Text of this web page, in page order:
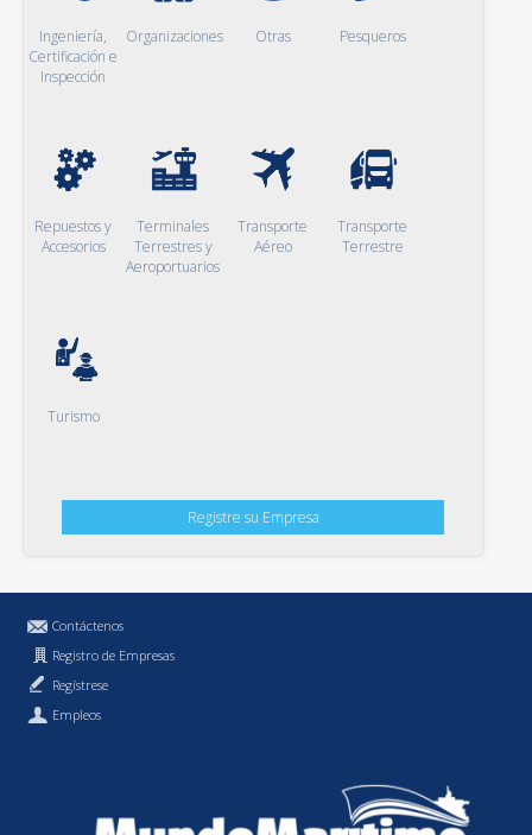
Ingeniería,
Certificación e
Inspección
Organizaciones Otras Pesqueros
Repuestos y
Accesorios
Terminales
Terrestres y
Aeroportuarios
Transporte
Aéreo
Transporte
Terrestre
Turismo
Registre su Empresa
Contáctenos
Registro de Empresas
Regístrese
Empleos